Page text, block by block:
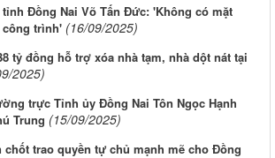
tỉnh Đồng Nai Võ Tấn Đức: 'Không có mặt
công trình' (16/09/2025)
tỷ đồng hỗ trợ xóa nhà tạm, nhà dột nát tại
2025)
trực Tỉnh ủy Đồng Nai Tôn Ngọc Hạnh
Trung (15/09/2025)
trao quyền tự chủ mạnh mẽ cho Đồng